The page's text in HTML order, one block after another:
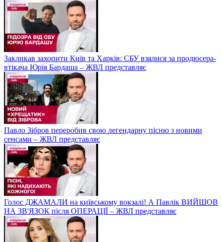
Закликав захопити Київ та Харків: СБУ взялися за продюсера-
втікача Юрія Бардаша – ЖВЛ представляє
Павло Зібров переробив свою легендарну пісню з новими
сенсами – ЖВЛ представляє
Голос ДЖАМАЛИ на київському вокзалі! А Павлік ВИЙШОВ
НА ЗВ'ЯЗОК після ОПЕРАЦІЇ – ЖВЛ представляє